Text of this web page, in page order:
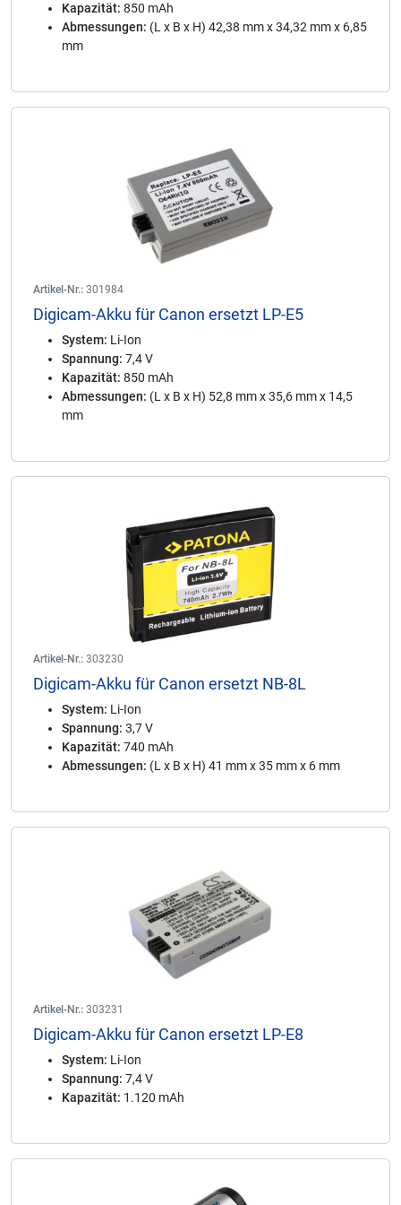
Kapazität: 850 mAh
Abmessungen: (L x B x H) 42,38 mm x 34,32 mm x 6,85
mm
Artikel-Nr.: 301984
Digicam-Akku für Canon ersetzt LP-E5
System: Li-Ion
Spannung: 7,4 V
Kapazität: 850 mAh
Abmessungen: (L x B x H) 52,8 mm x 35,6 mm x 14,5
mm
Artikel-Nr.: 303230
Digicam-Akku für Canon ersetzt NB-8L
System: Li-Ion
Spannung: 3,7 V
Kapazität: 740 mAh
Abmessungen: (L x B x H) 41 mm x 35 mm x 6 mm
Artikel-Nr.: 303231
Digicam-Akku für Canon ersetzt LP-E8
System: Li-Ion
Spannung: 7,4 V
Kapazität: 1.120 mAh